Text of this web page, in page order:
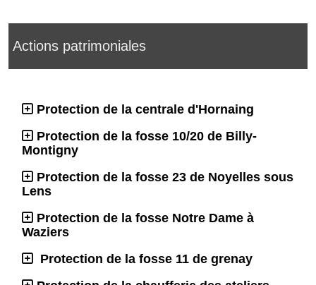
Actions patrimoniales
Protection de la centrale d'Hornaing
Protection de la fosse 10/20 de Billy-
Montigny
Protection de la fosse 23 de Noyelles sous
Lens
Protection de la fosse Notre Dame à
Waziers
Protection de la fosse 11 de grenay